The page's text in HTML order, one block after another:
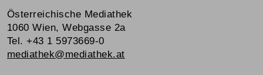
Österreichische Mediathek
1060 Wien, Webgasse 2a
Tel. +43 1 5973669-0
mediathek@mediathek.at